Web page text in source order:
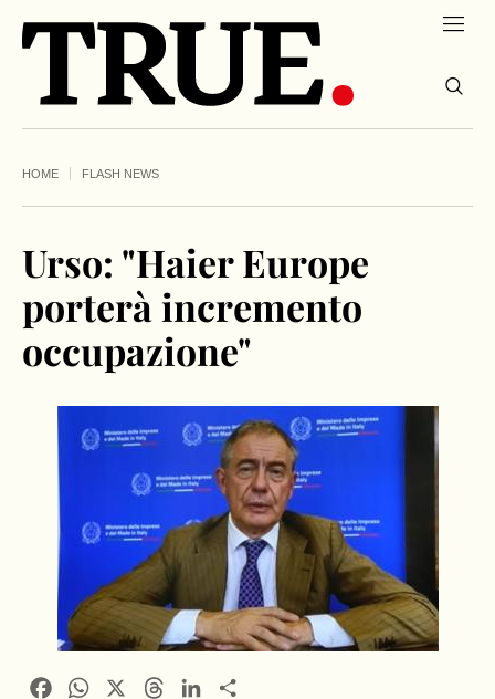
HOME FLASH NEWS
Urso: "Haier Europe
porterà incremento
occupazione"
FacebookWhatsApp ThreadsLinkedIn